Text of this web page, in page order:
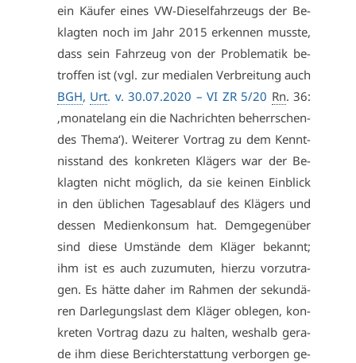
ein Käu­fer ei­nes VW-Die­sel­fahr­zeugs der Be­
klag­ten noch im Jahr 2015 er­ken­nen muss­te,
dass sein Fahr­zeug von der Pro­ble­ma­tik be­
trof­fen ist (vgl. zur me­dia­len Ver­brei­tung auch
BGH, Urt. v. 30.07.2020 –VI ZR 5/20 Rn. 36:
‚mo­na­te­lang ein die Nach­rich­ten be­herr­schen­
des The­ma‘). Wei­te­rer Vor­trag zu dem Kennt­
nis­stand des kon­kre­ten Klä­gers war der Be­
klag­ten nicht mög­lich, da sie kei­nen Ein­blick
in den üb­li­chen Ta­ges­ab­lauf des Klä­gers und
des­sen Me­di­en­kon­sum hat. Dem­ge­gen­über
sind die­se Um­stän­de dem Klä­ger be­kannt;
ihm ist es auch zu­zu­mu­ten, hier­zu vor­zu­tra­
gen. Es hät­te da­her im Rah­men der se­kun­dä­
ren Dar­le­gungs­last dem Klä­ger ob­le­gen, kon­
kre­ten Vor­trag da­zu zu hal­ten, wes­halb ge­ra­
de ihm die­se Be­richt­er­stat­tung ver­bor­gen ge­